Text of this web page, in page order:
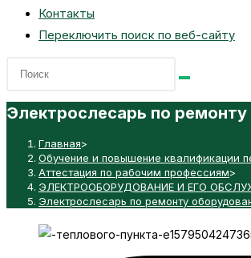
Контакты
Переключить поиск по веб-сайту
Электрослесарь по
Главная>
Обучение и повышение квалификации
Аттестация по рабочим профессиям>
ЭЛЕКТРООБОРУДОВАНИЕ И ЕГО
Электрослесарь по ремонту